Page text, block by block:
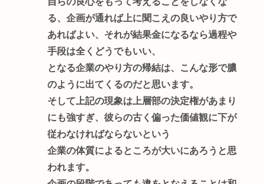
る、企画が通れば上に聞こえの良いやり方で
あればよい、それが結果金になるなら過程や
手段は全くどうでもいい、
となる企業のやり方の帰結は、こんな形で膿
のように出てくるのだと思います。
そして上記の現象は上層部の決定権があまり
にも強すぎ、彼らの古く偏った価値観に下が
従わなければならないという
企業の体質によるところが大いにあろうと思
われます。